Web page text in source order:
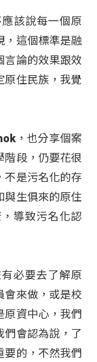
該說每一個原
，這個標準是融
言論的效果跟效
原住民族，我覺
，也分享個案
階段，仍要花很
不是污名化的存
與生俱來的原住
導致污名化認
必要去了解原
會來做，或是校
原資中心，我們
們會認為說，了
要的，不然我們